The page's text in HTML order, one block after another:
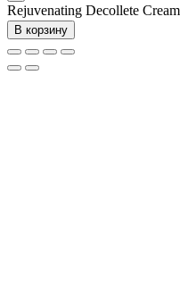
Rejuvenating Decollete Cream
В корзину